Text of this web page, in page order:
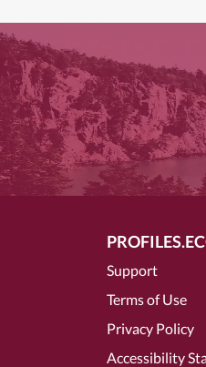
Support
Terms of Use
Privacy Policy
Accessibility